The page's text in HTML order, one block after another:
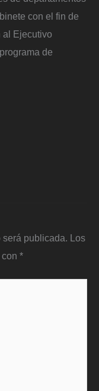
con el fin de
al Ejecutivo
de
publicada. Los
*